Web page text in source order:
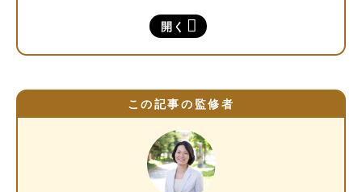
開く
生命保険の種類-2.終身保険
生命保険の種類-3.養老保険
生命保険の選び方のポイント-途中で契約変更
個人保険-2.損害保険
この記事の監修者